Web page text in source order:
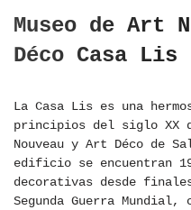
Museo de Art
Déco Casa Lis
La Casa Lis es una
principios del siglo XX
Nouveau y Art Déco de
edificio se encuentran
decorativas desde
Segunda Guerra Mundial,